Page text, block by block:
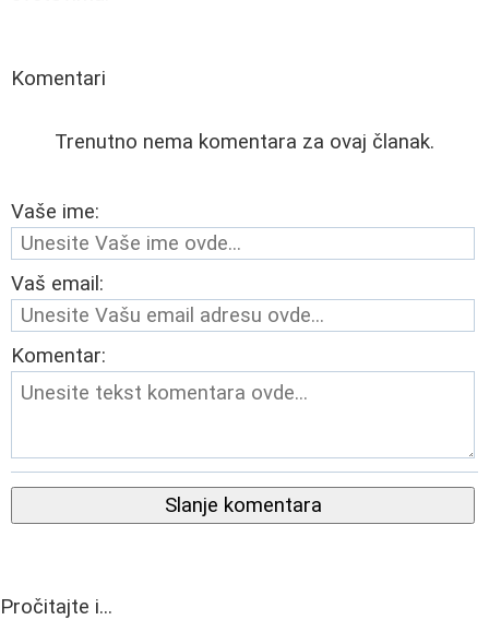
Komentari
Trenutno nema komentara za ovaj članak.
Vaše ime:
Vaš email:
Komentar:
Slanje komentara
Pročitajte i...